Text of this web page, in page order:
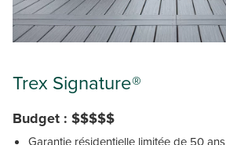
Trex Signature®
Budget : $$$$$